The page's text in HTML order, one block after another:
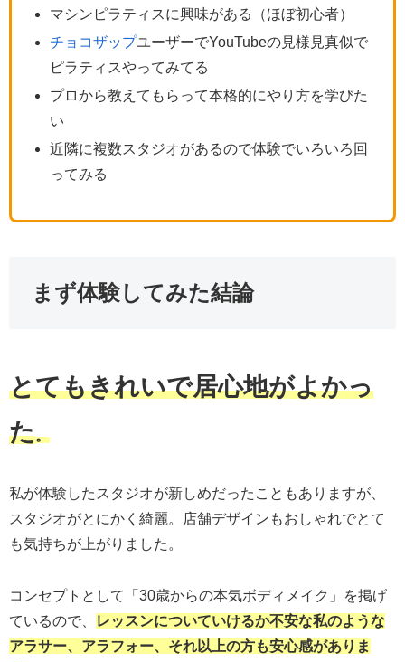
マシンピラティスに興味がある（ほぼ初心者）
チョコザップユーザーでYouTubeの見様見真似で
ピラティスやってみてる
プロから教えてもらって本格的にやり方を学びた
い
近隣に複数スタジオがあるので体験でいろいろ回
ってみる
まず体験してみた結論
とてもきれいで居心地がよかっ
た。
私が体験したスタジオが新しめだったこともありますが、
スタジオがとにかく綺麗。店舗デザインもおしゃれでとて
も気持ちが上がりました。
コンセプトとして「30歳からの本気ボディメイク」を掲げ
ているので、
レッスンについていけるか不安な私のような
アラサー、アラフォー、それ以上の方も安心感がありま